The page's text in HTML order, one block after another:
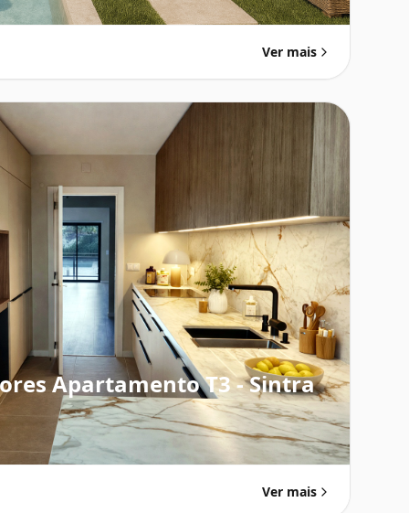
Ver mais
Apartamento T3 - Sintra
Ver mais